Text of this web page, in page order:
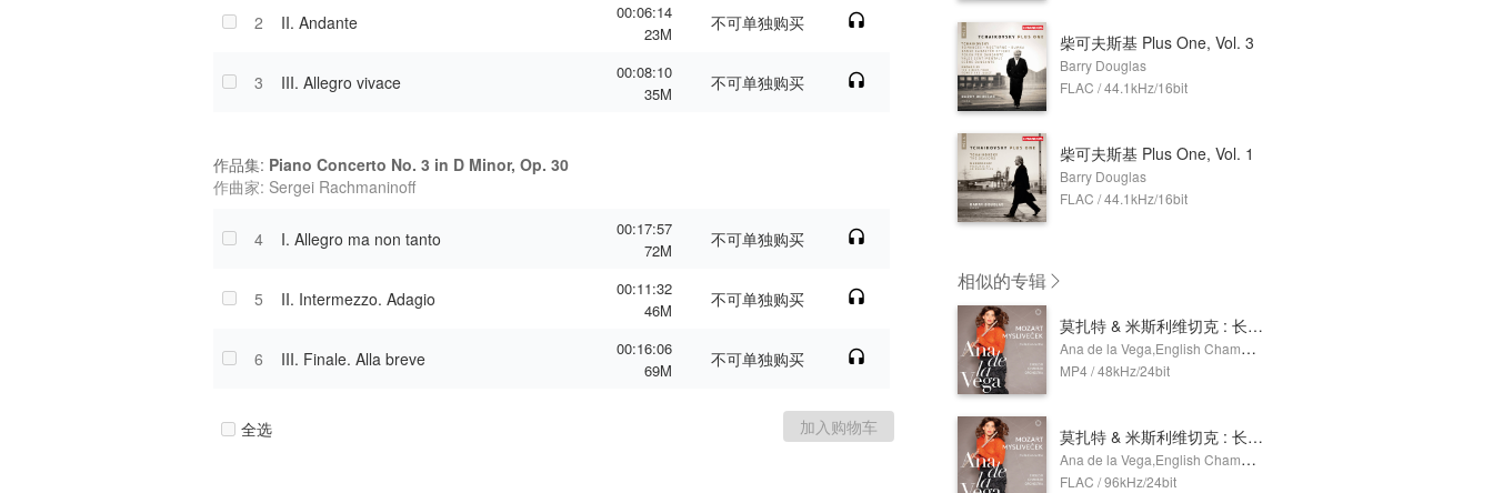
2 II. Andante
00:06:14
23M
不可单独购买
3 III. Allegro vivace
00:08:10
35M
不可单独购买
作品集: Piano Concerto No. 3 in D Minor, Op. 30
作曲家: Sergei Rachmaninoff
4 I. Allegro ma non tanto
00:17:57
72M
不可单独购买
5 II. Intermezzo. Adagio
00:11:32
46M
不可单独购买
6 III. Finale. Alla breve
00:16:06
69M
不可单独购买
全选
柴可夫斯基 Plus One, Vol. 3
Barry Douglas
FLAC / 44.1kHz/16bit
柴可夫斯基 Plus One, Vol. 1
Barry Douglas
FLAC / 44.1kHz/16bit
相似的专辑
莫扎特 & 米斯利维切克 : 长笛协奏曲 (Dolby Atmos)
Ana de la Vega,English Chamber Orchestra
MP4 / 48kHz/24bit
莫扎特 & 米斯利维切克 : 长笛协奏曲
Ana de la Vega,English Chamber Orchestra
FLAC / 96kHz/24bit